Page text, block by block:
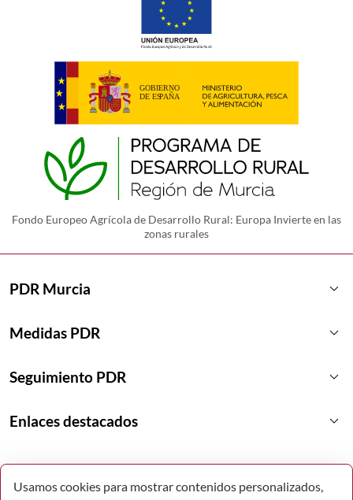
Fondo Europeo Agrícola de Desarrollo Rural: Europa Invierte en las
zonas rurales
PDR Murcia keyboard_arrow_down
Medidas PDR keyboard_arrow_down
Seguimiento PDR keyboard_arrow_down
Enlaces destacados keyboard_arrow_down
Usamos cookies para mostrar contenidos personalizados,